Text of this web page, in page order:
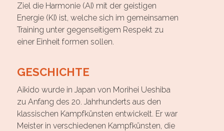
Ziel die Harmonie (AI) mit der geistigen
Energie (KI) ist, welche sich im gemeinsamen
Training unter gegenseitigem Respekt zu
einer Einheit formen sollen.
GESCHICHTE
Aikido wurde in Japan von Morihei Ueshiba
zu Anfang des 20. Jahrhunderts aus den
klassischen Kampfkünsten entwickelt. Er war
Meister in verschiedenen Kampfkünsten, die